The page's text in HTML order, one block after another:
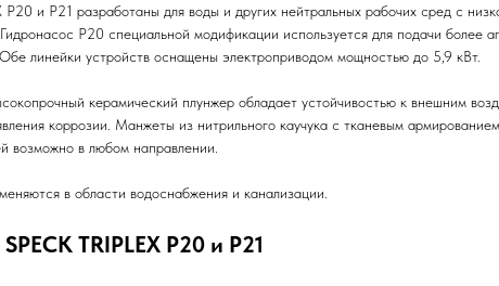
и P21 разработаны для воды и других нейтральных рабочих сред с
P20 специальной модификации используется для подачи более
линейки устройств оснащены электроприводом мощностью до 5,9 кВт.
керамический плунжер обладает устойчивостью к внешним
коррозии. Манжеты из нитрильного каучука с тканевым
возможно в любом направлении.
в области водоснабжения и канализации.
TRIPLEX P20 и P21